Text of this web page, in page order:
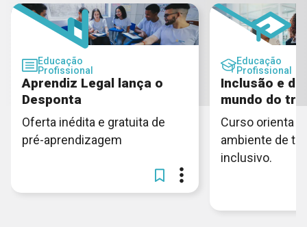
Educação
Profissional
Aprendiz Legal lança o
Desponta
Oferta inédita e gratuita de
pré-aprendizagem
Educação
Profissional
Inclusão e
mundo do
Curso orienta
ambiente de
inclusivo.